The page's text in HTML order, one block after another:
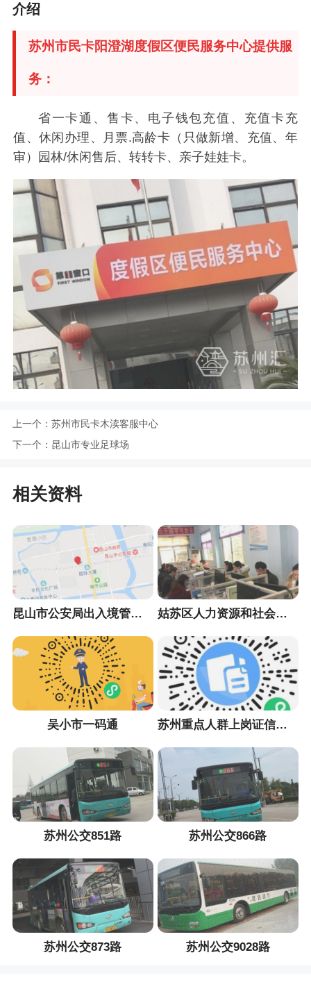
介绍
苏州市民卡阳澄湖度假区便民服务中心提供服
务：
省一卡通、售卡、电子钱包充值、充值卡充
值、休闲办理、月票.高龄卡（只做新增、充值、年
审）园林/休闲售后、转转卡、亲子娃娃卡。
上一个： 苏州市民卡木渎客服中心
下一个： 昆山市专业足球场
相关资料
昆山市公安局出入境管理大队 姑苏区人力资源和社会保障局
吴小市一码通 苏州重点人群上岗证信息采集小程序
苏州公交851路 苏州公交866路
苏州公交873路 苏州公交9028路